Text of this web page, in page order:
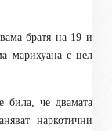
братя на 19 и
марихуана с цел
била, че двамата
наркотични